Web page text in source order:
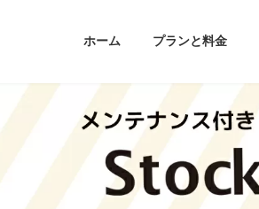
ホーム プランと料金